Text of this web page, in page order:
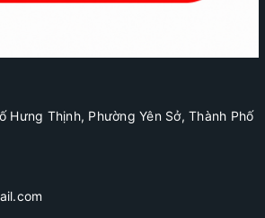
Hưng Thịnh, Phường Yên Sở, Thành Phố